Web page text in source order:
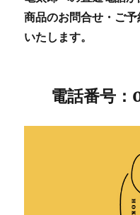
商品のお問合せ・ご
いたします。
電話番号